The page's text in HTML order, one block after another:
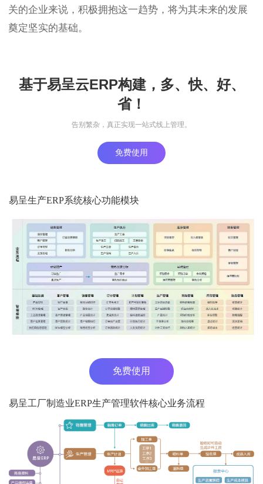
关的企业来说，积极拥抱这一趋势，将为其未来的发展
奠定坚实的基础。
基于易呈云ERP构建，多、快、好、
省！
告别繁杂，真正实现一站式线上管理。
免费使用
易呈生产ERP系统核心功能模块
免费使用
易呈工厂制造业ERP生产管理软件核心业务流程